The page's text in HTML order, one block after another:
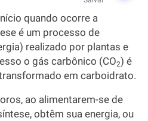
quando ocorre a
é um processo de
realizado por plantas e
o gás carbônico (CO2) é
em carboidrato.
ao alimentarem-se de
obtêm sua energia, ou